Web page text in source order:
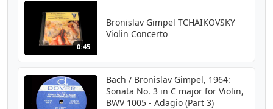
0:45
Bronislav Gimpel TCHAIKOVSKY
Violin Concerto
Bach / Bronislav Gimpel, 1964:
Sonata No. 3 in C major for Violin,
BWV 1005 - Adagio (Part 3)